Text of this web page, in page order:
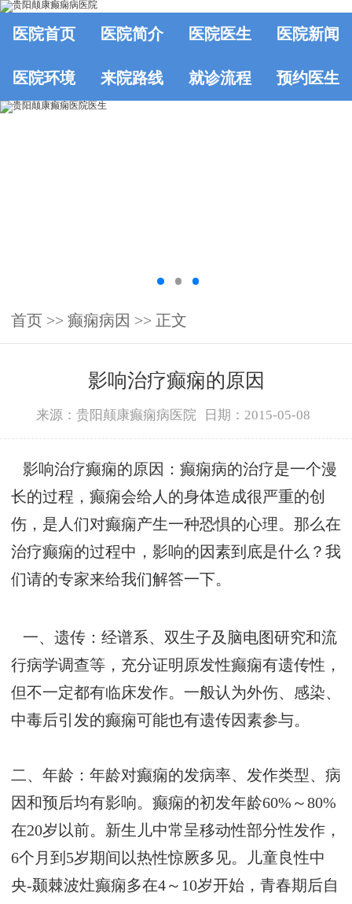
医院首页 医院简介 医院医生 医院新闻
医院环境 来院路线 就诊流程 预约医生
首页 >> 癫痫病因 >> 正文
影响治疗癫痫的原因
来源：贵阳颠康癫痫病医院 日期：2015-05-08
影响治疗癫痫的原因：癫痫病的治疗是一个漫
长的过程，癫痫会给人的身体造成很严重的创
伤，是人们对癫痫产生一种恐惧的心理。那么在
治疗癫痫的过程中，影响的因素到底是什么？我
们请的专家来给我们解答一下。
一、遗传：经谱系、双生子及脑电图研究和流
行病学调查等，充分证明原发性癫痫有遗传性，
但不一定都有临床发作。一般认为外伤、感染、
中毒后引发的癫痫可能也有遗传因素参与。
二、年龄：年龄对癫痫的发病率、发作类型、病
因和预后均有影响。癫痫的初发年龄60%～80%
在20岁以前。新生儿中常呈移动性部分性发作，
6个月到5岁期间以热性惊厥多见。儿童良性中
央-颞棘波灶癫痫多在4～10岁开始，青春期后自